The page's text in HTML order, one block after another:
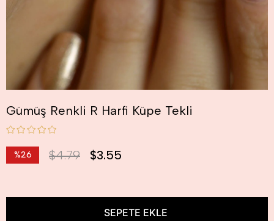
Gümüş Renkli R Harfi Küpe Tekli
%26
$4.79 $3.55